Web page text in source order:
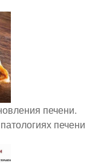
печени.
печени